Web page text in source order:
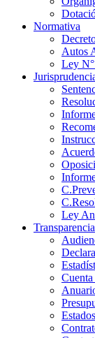
Normativa
Autos
Ley
Ley
Transparencia